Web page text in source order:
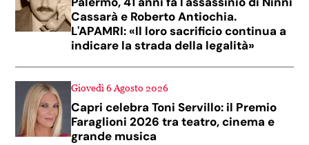
Cassarà e Roberto Antiochia.
L'APAMRI: «Il loro sacrificio continua a
indicare la strada della legalità»
Giovedì 6 Agosto 2026
Capri celebra Toni Servillo: il Premio
Faraglioni 2026 tra teatro, cinema e
grande musica